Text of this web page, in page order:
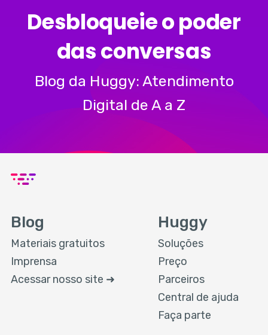
Desbloqueie o poder
das conversas
Blog da Huggy: Atendimento
Digital de A a Z
Blog
Materiais gratuitos
Imprensa
Acessar nosso site ➜
Huggy
Soluções
Preço
Parceiros
Central de ajuda
Faça parte